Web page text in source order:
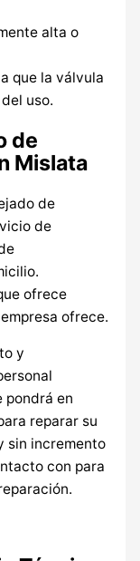
alta o
que la válvula
uso.
de
Mislata
de
de
ofrece
ofrece.
y
pondrá en
reparar su
sin incremento
con para